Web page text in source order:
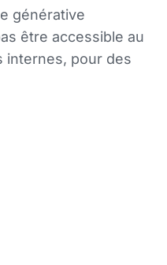
générative
être accessible au
internes, pour des